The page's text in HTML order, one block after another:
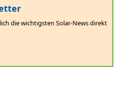
die wichtigsten Solar-News direkt